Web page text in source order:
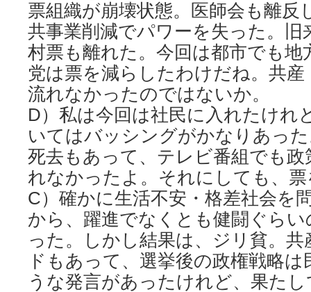
票組織が崩壊状態。医師会も離反
共事業削減でパワーを失った。旧
村票も離れた。今回は都市でも地
党は票を減らしたわけだね。共
流れなかったのではないか。
D）私は今回は社民に入れたけれ
いてはバッシングがかなりあっ
死去もあって、テレビ番組でも
れなかったよ。それにしても、
C）確かに生活不安・格差社会を
から、躍進でなくとも健闘ぐら
った。しかし結果は、ジリ貧。
ドもあって、選挙後の政権戦略
うな発言があったけれど、果た